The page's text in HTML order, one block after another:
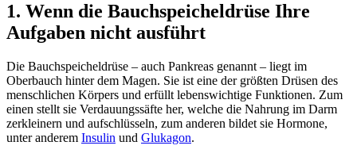
1. Wenn die Bauchspeicheldrüse Ihre
Aufgaben nicht ausführt
Die Bauchspeicheldrüse – auch Pankreas genannt – liegt im
Oberbauch hinter dem Magen. Sie ist eine der größten Drüsen des
menschlichen Körpers und erfüllt lebenswichtige Funktionen. Zum
einen stellt sie Verdauungssäfte her, welche die Nahrung im Darm
zerkleinern und aufschlüsseln, zum anderen bildet sie Hormone,
unter anderem Insulin und Glukagon.